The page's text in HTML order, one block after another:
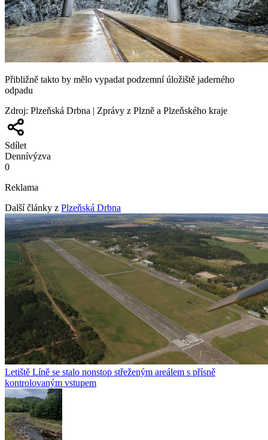
Přibližně takto by mělo vypadat podzemní úložiště jaderného
odpadu
Zdroj: Plzeňská Drbna | Zprávy z Plzně a Plzeňského kraje
Sdílet
Dennívýzva
0
Reklama
Další články z Plzeňská Drbna
Letiště Líně se stalo nonstop střeženým areálem s přísně
kontrolovaným vstupem